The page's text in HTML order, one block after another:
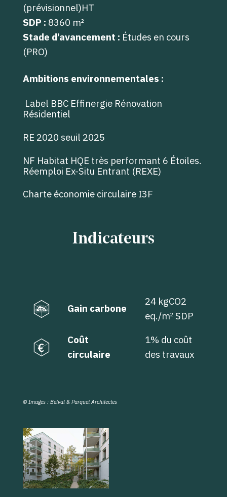
(prévisionnel)HT
SDP : 8360 m²
Stade d’avancement : Études en cours
(PRO)
Ambitions environnementales :
Label BBC Effinergie Rénovation
Résidentiel
RE 2020 seuil 2025
NF Habitat HQE très performant 6 Étoiles.
Réemploi Ex-Situ Entrant (REXE)
Charte économie circulaire I3F
Indicateurs
Gain carbone
24 kgCO2
eq./m² SDP
Coût
circulaire
1% du coût
des travaux
© Images : Belval & Parquet Architectes